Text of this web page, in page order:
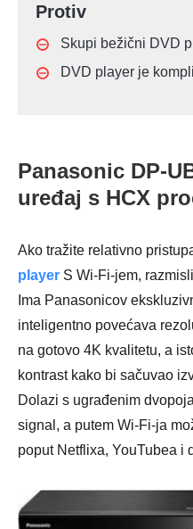
Protiv
Skupi bežični DVD
DVD player je
Panasonic DP-
uređaj s HCX
Ako tražite relativno
player S Wi-Fi-jem,
Ima Panasonicov
inteligentno povećava
na gotovo 4K kvalitetu, a
kontrast kako bi sačuvao
Dolazi s ugrađenim
signal, a putem Wi-Fi-ja
poput Netflixa, YouTubea i